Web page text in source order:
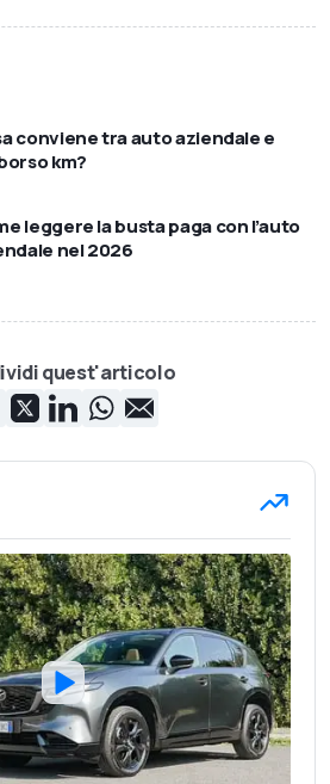
conviene tra auto aziendale e
km?
leggere la busta paga con l’auto
nel 2026
quest'articolo